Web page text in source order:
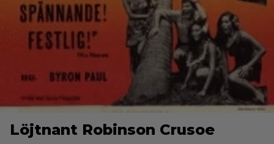
Löjtnant Robinson Crusoe